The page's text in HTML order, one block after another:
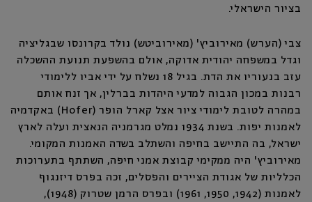
בציור הישראלי.
צבי (הערש) מאירוביץ' (מאירוביטש) נולד בקרונסו שבגליציה
וגדל במשפחה יהודית אדוקה, אולם בהשפעת תנועת ההשכלה
עזב בנעוריו את הדת. בגיל 18 נשלח על ידי אביו ללימודי
רבנות במכון הגבוה למדעי היהדות בברלין, אך זנח אותם
במהרה לטובת לימודי ציור אצל קארל הופר (Hofer) באקדמיה
לאמנות יפות. בשנת 1934 נמלט מגרמניה הנאצית ועלה לארץ
ישראל, בה התיישב בחיפה והשתלב בשדה האמנות המקומי.
מאירוביץ' היה ממקימי קבוצת אמני חיפה, השתתף בתערוכות
הכלליות של אגודת הציירים והפסלים, זכה בפרס דיזנגוף
לאמנות (1942, 1950, 1961) ובפרס הרמן שטרוק (1948),